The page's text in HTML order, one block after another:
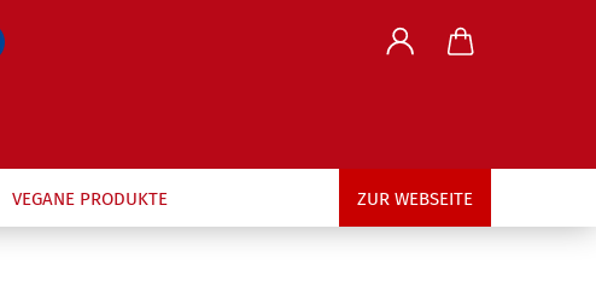
Suche...
VEGANE PRODUKTE ZUR WEBSEITE